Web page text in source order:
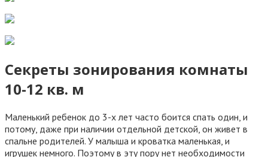
Секреты зонирования комнаты
10-12 кв. м
Маленький ребенок до 3-х лет часто боится спать один, и
потому, даже при наличии отдельной детской, он живет в
спальне родителей. У малыша и кроватка маленькая, и
игрушек немного. Поэтому в эту пору нет необходимости